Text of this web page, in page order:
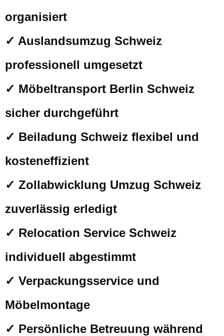
organisiert
✓ Auslandsumzug Schweiz
professionell umgesetzt
✓ Möbeltransport Berlin Schweiz
sicher durchgeführt
✓ Beiladung Schweiz flexibel und
kosteneffizient
✓ Zollabwicklung Umzug Schweiz
zuverlässig erledigt
✓ Relocation Service Schweiz
individuell abgestimmt
✓ Verpackungsservice und
Möbelmontage
✓ Persönliche Betreuung während